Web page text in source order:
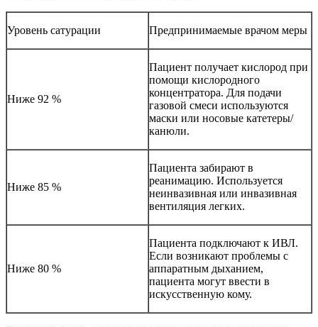
Уровень сатурации Предпринимаемые врачом меры
Ниже 92 %
Пациент получает кислород при
помощи кислородного
концентратора. Для подачи
газовой смеси используются
маски или носовые катетеры/
канюли.
Ниже 85 %
Пациента забирают в
реанимацию. Используется
неинвазивная или инвазивная
вентиляция легких.
Ниже 80 %
Пациента подключают к ИВЛ.
Если возникают проблемы с
аппаратным дыханием,
пациента могут ввести в
искусственную кому.